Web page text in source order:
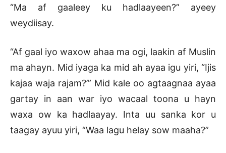
“Ma af gaaleey ku hadlaayeen?” ayeey
weydiisay.
“Af gaal iyo waxow ahaa ma ogi, laakin af Muslin
ma ahayn. Mid iyaga ka mid ah ayaa igu yiri, “Ijis
kajaa waja rajam?’” Mid kale oo agtaagnaa ayaa
gartay in aan war iyo wacaal toona u hayn
waxa ow ka hadlaayay. Inta uu sanka kor u
taagay ayuu yiri, “Waa lagu helay sow maaha?”